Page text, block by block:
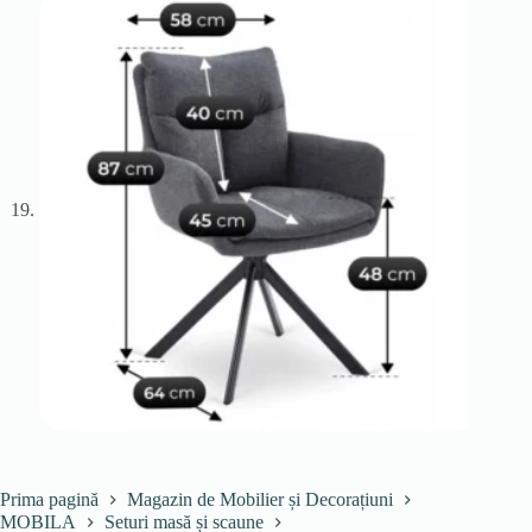
Prima pagină
Magazin de Mobilier și Decorațiuni
MOBILA
Seturi masă și scaune